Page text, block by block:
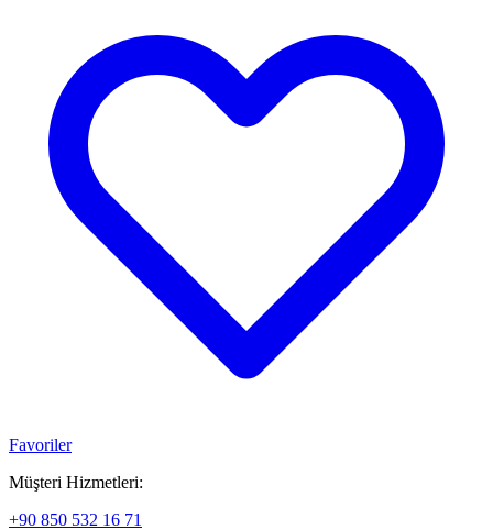
Favoriler
Müşteri Hizmetleri:
+90 850 532 16 71